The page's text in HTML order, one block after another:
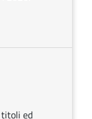
titoli ed